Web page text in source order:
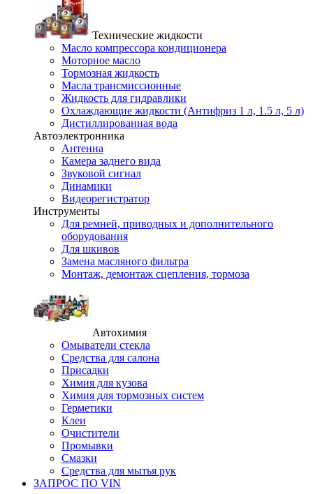
Технические жидкости
Масло компрессора кондиционера
Моторное масло
Тормозная жидкость
Масла трансмиссионные
Жидкость для гидравлики
Охлаждающие жидкости (Антифриз 1 л, 1.5 л, 5 л)
Дистиллированная вода
Автоэлектронника
Антенна
Камера заднего вида
Звуковой сигнал
Динамики
Видеорегистратор
Инструменты
Для ремней, приводных и дополнительного
оборудования
Для шкивов
Замена масляного фильтра
Монтаж, демонтаж сцепления, тормоза
Автохимия
Омыватели стекла
Средства для салона
Присадки
Химия для кузова
Химия для тормозных систем
Герметики
Клеи
Очистители
Промывки
Смазки
Средства для мытья рук
ЗАПРОС ПО VIN